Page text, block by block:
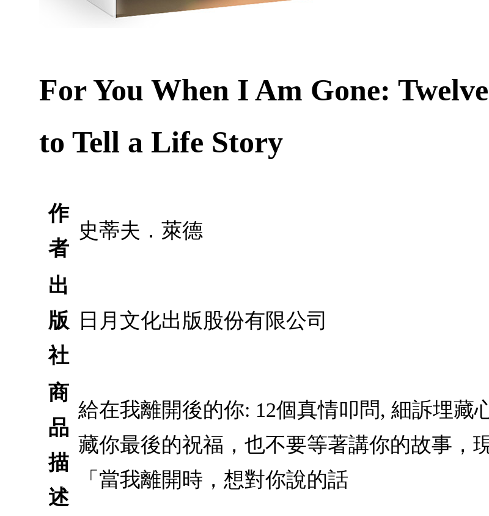
For You When I Am Gone:
to Tell a Life Story
作
者
史蒂夫．萊德
出
版
社
日月文化出版股份有限公司
商
品
描
述
給在我離開後的你: 12個真情叩問, 細訴埋藏
藏你最後的祝福，也不要等著講你的故事，
「當我離開時，想對你說的話